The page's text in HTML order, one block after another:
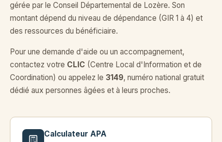
gérée par le Conseil Départemental de Lozère. Son
montant dépend du niveau de dépendance (GIR 1 à 4) et
des ressources du bénéficiaire.
Pour une demande d'aide ou un accompagnement,
contactez votre CLIC (Centre Local d'Information et de
Coordination) ou appelez le 3149, numéro national gratuit
dédié aux personnes âgées et à leurs proches.
Calculateur APA